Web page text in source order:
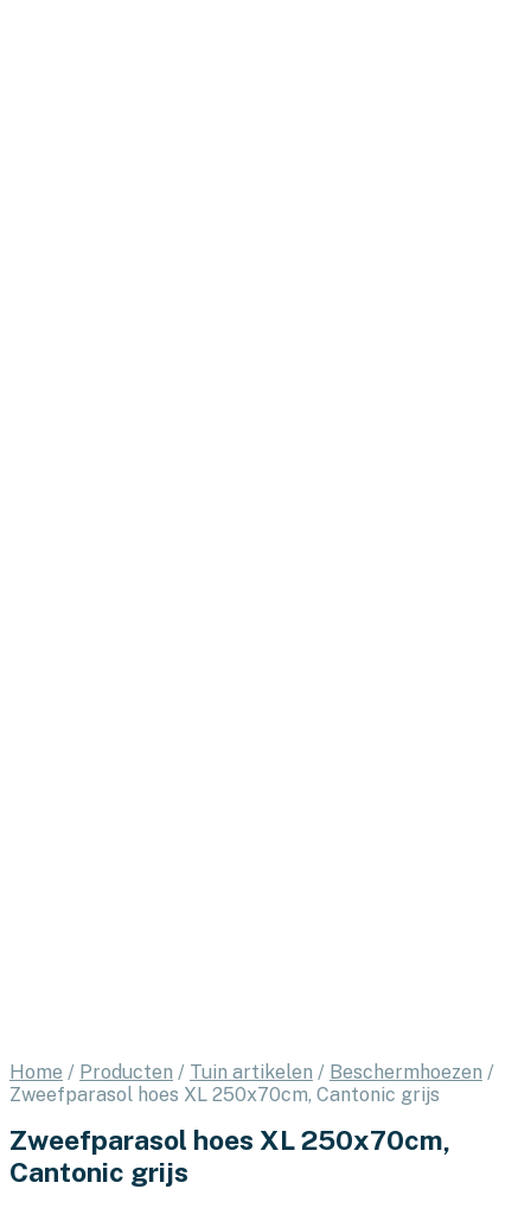
Home / Producten / Tuin artikelen / Beschermhoezen /
Zweefparasol hoes XL 250x70cm, Cantonic grijs
Zweefparasol hoes XL 250x70cm,
Cantonic grijs